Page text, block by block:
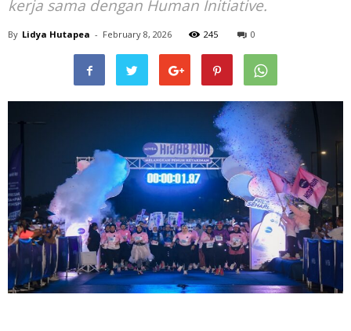
kerja sama dengan Human Initiative.
By Lidya Hutapea - February 8, 2026 245 0